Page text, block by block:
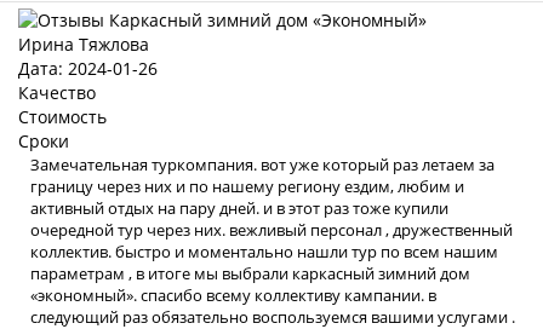
Ирина Тяжлова
Дата: 2024-01-26
Качество
Стоимость
Сроки
Замечательная туркомпания. вот уже который раз летаем за
границу через них и по нашему региону ездим, любим и
активный отдых на пару дней. и в этот раз тоже купили
очередной тур через них. вежливый персонал , дружественный
коллектив. быстро и моментально нашли тур по всем нашим
параметрам , в итоге мы выбрали каркасный зимний дом
«экономный». спасибо всему коллективу кампании. в
следующий раз обязательно воспользуемся вашими услугами .